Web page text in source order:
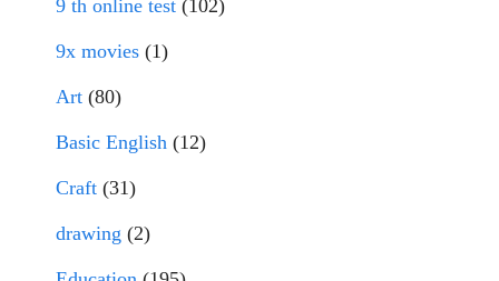
9 th online test (102)
9x movies (1)
Art (80)
Basic English (12)
Craft (31)
drawing (2)